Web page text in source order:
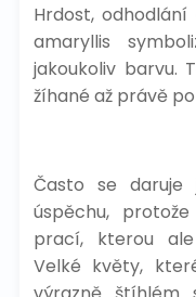
Hrdost,
amaryllis
jakoukoliv barvu.
žíhané až právě
Často se daruje
úspěchu,
prací, kterou
Velké květy,